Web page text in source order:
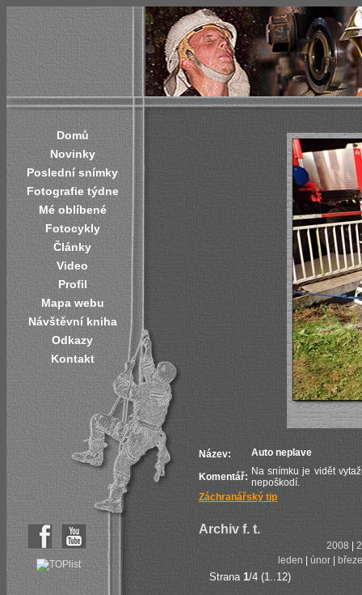
Domů
Novinky
Poslední snímky
Fotografie týdne
Mé oblíbené
Fotocykly
Články
Video
Profil
Mapa webu
Návštěvní kniha
Odkazy
Kontakt
Název: Auto neplave
Komentář: Na snímku je vidět
nepoškodí.
Záchranářský tip
Archiv f. t.
2008
leden
únor
Strana 1/4 (1..12)